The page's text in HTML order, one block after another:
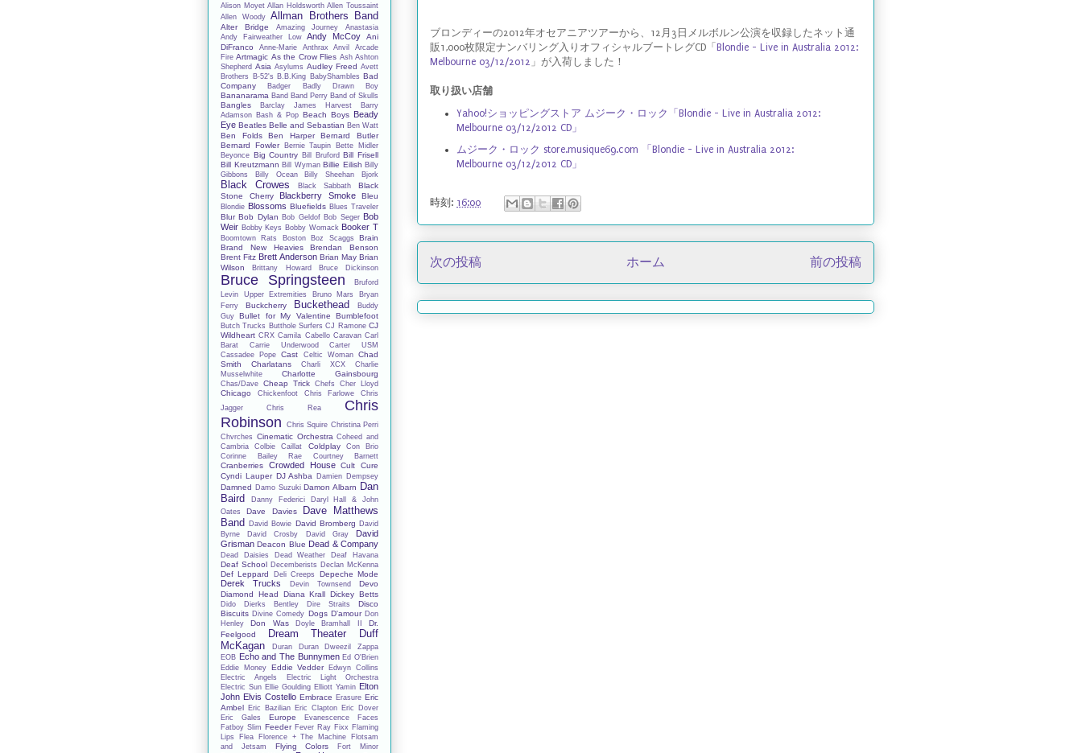
ブロンディーの2012年オセアニアツアーから、12月3日メルボルン公演を収録したネット通
販1,000枚限定ナンバリング入りオフィシャルブートレグCD「 Blondie - Live in Australia 2012:
Melbourne 03/12/2012 」が入荷しました！
取り扱い店舗
Yahoo!ショッピングストア ムジーク・ロック「Blondie - Live in Australia 2012:
Melbourne 03/12/2012 CD」
ムジーク・ロック store.musique69.com 「Blondie - Live in Australia 2012:
Melbourne 03/12/2012 CD」
時刻: 16:00
次の投稿 前の投稿
ホーム
Alison Moyet Allan Holdsworth Allen Toussaint
Allen Woody
Allman Brothers Band
Alter Bridge Amazing Journey
Anastasia
Andy Fairweather Low
Andy McCoy
Ani
DiFranco
Anne-Marie Anthrax Anvil
Arcade
Fire Artmagic As the Crow Flies Ash Ashton
Shepherd Asia Asylums Audley Freed Avett
Brothers
B-52's B.B.King BabyShambles Bad
Company
Badger Badly Drawn Boy
Bananarama Band Band Perry Band of Skulls
Bangles Barclay James Harvest
Barry
Adamson Bash & Pop Beach Boys Beady
Eye Beatles Belle and Sebastian Ben Watt
Ben Folds Ben Harper
Bernard Butler
Bernard Fowler
Bernie Taupin
Bette Midler
Beyonce Big Country Bill Bruford Bill Frisell
Bill Kreutzmann Bill Wyman Billie Eilish Billy
Gibbons
Billy Ocean Billy Sheehan Bjork
Black Crowes Black Sabbath
Black
Stone Cherry
Blackberry Smoke Bleu
Blondie Blossoms Bluefields Blues Traveler
Blur Bob Dylan Bob Geldof Bob Seger Bob
Weir Bobby Keys Bobby Womack Booker T
Boomtown Rats Boston Boz Scaggs
Brain
Brand New Heavies
Brendan Benson
Brent Fitz Brett Anderson Brian May Brian
Wilson
Brittany Howard Bruce Dickinson
Bruce Springsteen
Bruford
Levin Upper Extremities
Bruno Mars
Bryan
Ferry
Buckcherry Buckethead
Buddy
Guy
Bullet for My Valentine Bumblefoot
Butch Trucks Butthole Surfers CJ Ramone CJ
Wildheart CRX Camila Cabello Caravan Carl
Barat
Carrie Underwood
Carter USM
Cassadee Pope
Cast Celtic Woman
Chad
Smith
Charlatans Charli XCX
Charlie
Musselwhite
Charlotte Gainsbourg
Chas/Dave Cheap Trick Chefs Cher Lloyd
Chicago Chickenfoot Chris Farlowe
Chris
Jagger
Chris Rea
Chris
Robinson
Chris Squire Christina Perri
Chvrches Cinematic Orchestra Coheed and
Cambria
Colbie Caillat Coldplay
Con Brio
Corinne Bailey Rae
Courtney Barnett
Cranberries Crowded House Cult
Cure
Cyndi Lauper DJ Ashba Damien Dempsey
Damned Damo Suzuki Damon Albarn
Dan
Baird
Danny Federici
Daryl Hall & John
Oates
Dave Davies
Dave Matthews
Band
David Bowie David Bromberg David
Byrne
David Crosby David Gray
David
Grisman Deacon Blue Dead & Company
Dead Daisies Dead Weather Deaf Havana
Deaf School Decemberists Declan McKenna
Def Leppard Deli Creeps Depeche Mode
Derek Trucks Devin Townsend
Devo
Diamond Head
Diana Krall Dickey Betts
Dido Dierks Bentley Dire Straits
Disco
Biscuits Divine Comedy Dogs D'amour Don
Henley
Don Was Doyle Bramhall II
Dr.
Feelgood
Dream Theater
Duff
McKagan
Duran Duran
Dweezil Zappa
EOB Echo and The Bunnymen Ed O'Brien
Eddie Money
Eddie Vedder
Edwyn Collins
Electric Angels
Electric Light Orchestra
Electric Sun Ellie Goulding Elliott Yamin Elton
John Elvis Costello Embrace Erasure Eric
Ambel Eric Bazilian Eric Clapton Eric Dover
Eric Gales
Europe Evanescence
Faces
Fatboy Slim Feeder Fever Ray Fixx Flaming
Lips
Flea Florence + The Machine
Flotsam
and Jetsam
Flying Colors
Fort Minor